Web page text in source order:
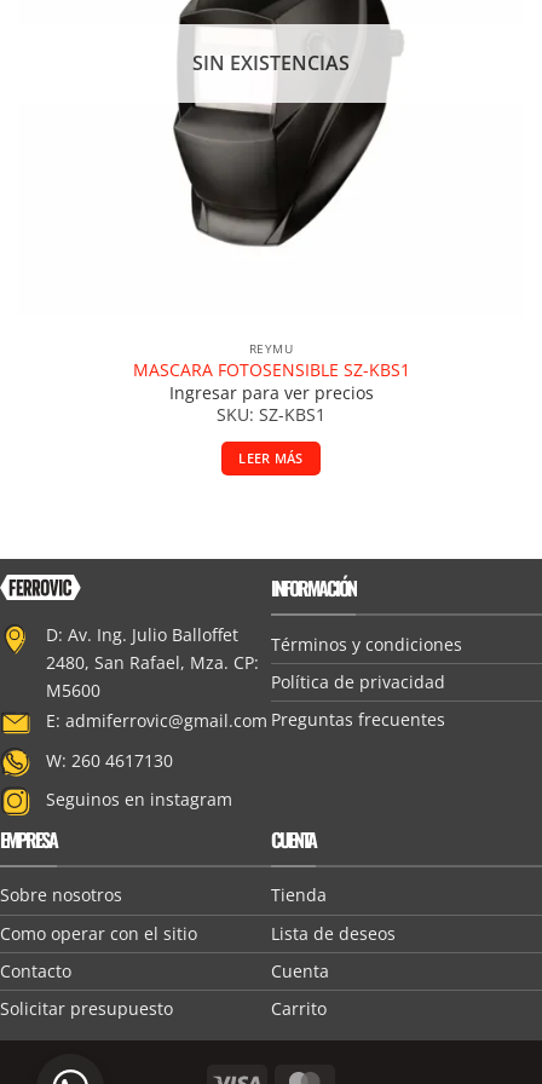
SIN EXISTENCIAS
REYMU
MASCARA FOTOSENSIBLE SZ-KBS1
Ingresar para ver precios
SKU: SZ-KBS1
LEER MÁS
D: Av. Ing. Julio Balloffet
2480, San Rafael, Mza. CP:
M5600
E: admiferrovic@gmail.com
W: 260 4617130
Seguinos en instagram
INFORMACIÓN
Términos y condiciones
Política de privacidad
Preguntas frecuentes
EMPRESA
Sobre nosotros
Como operar con el sitio
Contacto
Solicitar presupuesto
CUENTA
Tienda
Lista de deseos
Cuenta
Carrito